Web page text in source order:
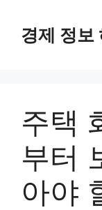
경제 정보
주택
부터
아야